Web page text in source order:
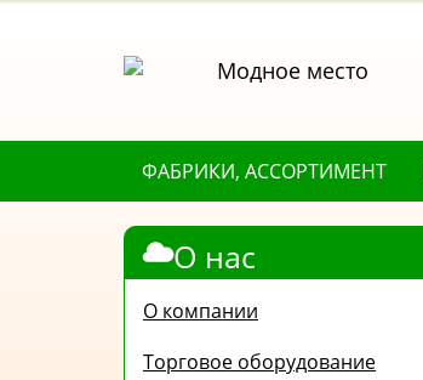
ФАБРИКИ, АССОРТИМЕНТ
О нас
О компании
Торговое оборудование